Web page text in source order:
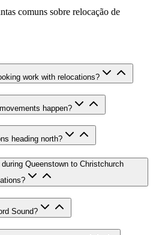
comuns sobre relocação de
work with relocations?
happen?
heading north?
Queenstown to Christchurch
Sound?